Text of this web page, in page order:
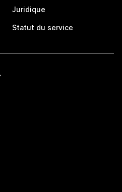
Juridique
Statut du service